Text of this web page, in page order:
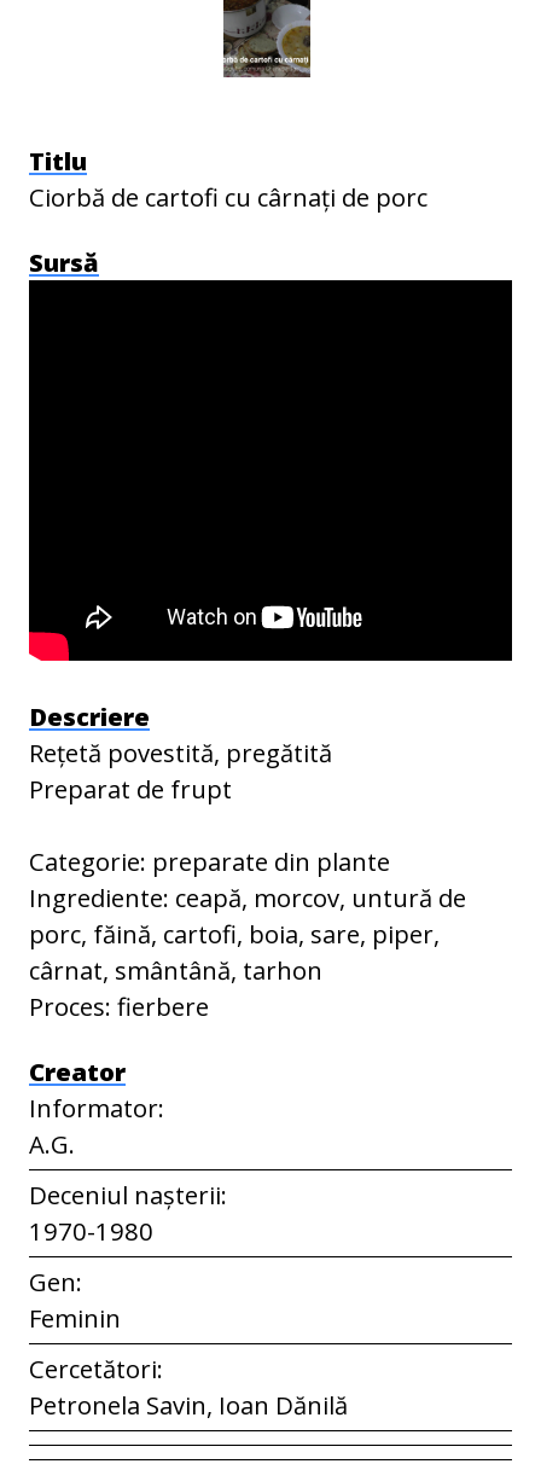
Titlu
Ciorbă de cartofi cu cârnaţi de porc
Sursă
Descriere
Reţetă povestită, pregătită
Preparat de frupt
Categorie: preparate din plante
Ingrediente: ceapă, morcov, untură de
porc, făină, cartofi, boia, sare, piper,
cârnat, smântână, tarhon
Proces: fierbere
Creator
Informator:
A.G.
Deceniul nașterii:
1970-1980
Gen:
Feminin
Cercetători:
Petronela Savin, Ioan Dănilă